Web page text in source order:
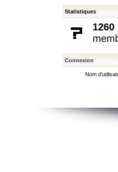
Statistiques
1260
Connexion
Nom